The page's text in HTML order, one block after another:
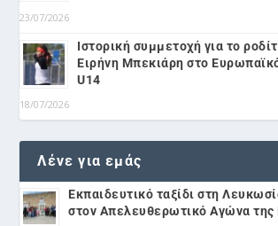
23/07/2026
Ιστορική συμμετοχή για το
Ειρήνη Μπεκιάρη στο
U14
18/07/2026
Λένε για εμάς
Εκπαιδευτικό ταξίδι στη
στον Απελευθερωτικό Αγώνα της